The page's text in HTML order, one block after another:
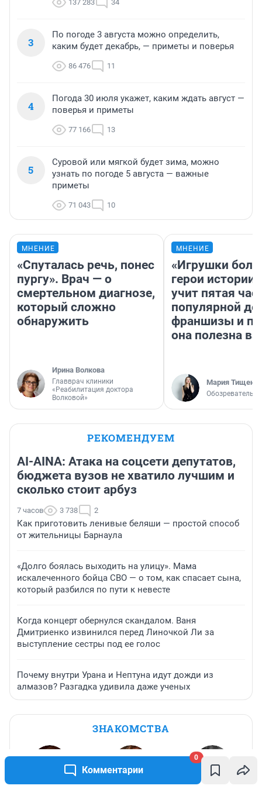
Комментарии
0
137 283 34
3
По погоде 3 августа можно определить,
каким будет декабрь, — приметы и поверья
86 476 11
4
Погода 30 июля укажет, каким ждать август —
поверья и приметы
77 166 13
5
Суровой или мягкой будет зима, можно
узнать по погоде 5 августа — важные
приметы
71 043 10
МНЕНИЕ
«Спуталась речь, понес
пургу». Врач — о
смертельном диагнозе,
который сложно
обнаружить
Ирина Волкова
Главврач клиники
«Реабилитация доктора
Волковой»
МНЕНИЕ
«Игрушки
герои
учит пятая
популярной
франшизы и
она полезна
Мария Тищенко
Обозреватель
РЕКОМЕНДУЕМ
AI-AINA: Атака на соцсети депутатов,
бюджета вузов не хватило лучшим и
сколько стоит арбуз
7 часов 3 738 2
Как приготовить ленивые беляши — простой способ
от жительницы Барнаула
«Долго боялась выходить на улицу». Мама
искалеченного бойца СВО — о том, как спасает сына,
который разбился по пути к невесте
Когда концерт обернулся скандалом. Ваня
Дмитриенко извинился перед Линочкой Ли за
выступление сестры под ее голос
Почему внутри Урана и Нептуна идут дожди из
алмазов? Разгадка удивила даже ученых
ЗНАКОМСТВА